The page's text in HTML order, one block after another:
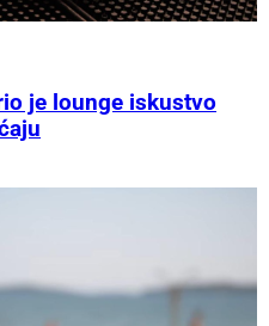
je lounge iskustvo